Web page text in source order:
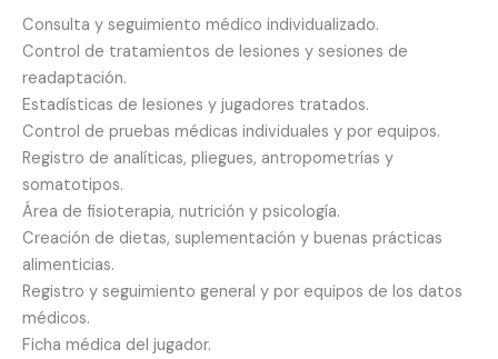
Consulta y seguimiento médico individualizado.
Control de tratamientos de lesiones y sesiones de
readaptación.
Estadísticas de lesiones y jugadores tratados.
Control de pruebas médicas individuales y por equipos.
Registro de analíticas, pliegues, antropometrías y
somatotipos.
Área de fisioterapia, nutrición y psicología.
Creación de dietas, suplementación y buenas prácticas
alimenticias.
Registro y seguimiento general y por equipos de los datos
médicos.
Ficha médica del jugador.